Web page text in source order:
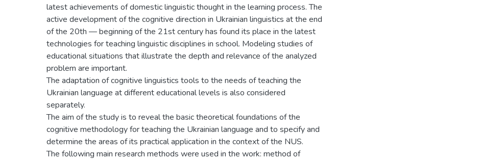
latest achievements of domestic linguistic thought in the learning process. The
active development of the cognitive direction in Ukrainian linguistics at the end
of the 20th — beginning of the 21st century has found its place in the latest
technologies for teaching linguistic disciplines in school. Modeling studies of
educational situations that illustrate the depth and relevance of the analyzed
problem are important.
The adaptation of cognitive linguistics tools to the needs of teaching the
Ukrainian language at different educational levels is also considered
separately.
The aim of the study is to reveal the basic theoretical foundations of the
cognitive methodology for teaching the Ukrainian language and to specify and
determine the areas of its practical application in the context of the NUS.
The following main research methods were used in the work: method of